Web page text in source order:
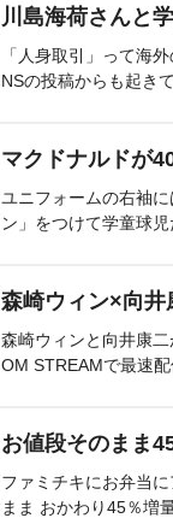
川島海荷さんと
「人身取引」って海
NSの投稿からも起き
マクドナルドが
ユニフォームの右袖
ン」をつけて学童球
森崎ウィン×向井
森崎ウィンと向井康
OM STREAMで最速
お値段そのまま
ファミチキにお弁当
まま おかわり45％増